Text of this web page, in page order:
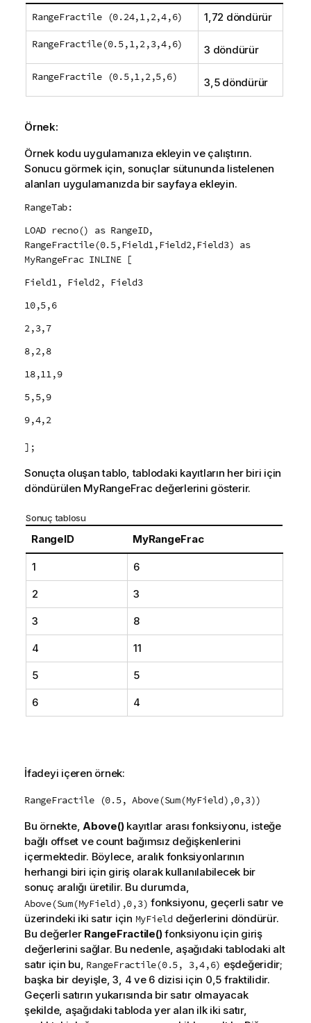
RangeFractile (0.24,1,2,4,6) 1,72 döndürür
RangeFractile(0.5,1,2,3,4,6) 3 döndürür
RangeFractile (0.5,1,2,5,6) 3,5 döndürür
Örnek:
Örnek kodu uygulamanıza ekleyin ve çalıştırın.
Sonucu görmek için, sonuçlar sütununda listelenen
alanları uygulamanızda bir sayfaya ekleyin.
RangeTab:
LOAD recno() as RangeID,
RangeFractile(0.5,Field1,Field2,Field3) as
MyRangeFrac INLINE [
Field1, Field2, Field3
10,5,6
2,3,7
8,2,8
18,11,9
5,5,9
9,4,2
];
Sonuçta oluşan tablo, tablodaki kayıtların her biri için
döndürülen MyRangeFrac değerlerini gösterir.
Sonuç tablosu
RangeID MyRangeFrac
1 6
2 3
3 8
4 11
5 5
6 4
İfadeyi içeren örnek:
RangeFractile (0.5, Above(Sum(MyField),0,3))
Bu örnekte, Above()kayıtlar arası fonksiyonu, isteğe
bağlı offset ve countbağımsız değişkenlerini
içermektedir. Böylece, aralık fonksiyonlarının
herhangi biri için giriş olarak kullanılabilecek bir
sonuç aralığı üretilir. Bu durumda,
Above(Sum(MyField),0,3) fonksiyonu, geçerli satır ve
üzerindeki iki satır için MyField değerlerini döndürür.
Bu değerler RangeFractile()fonksiyonu için giriş
değerlerini sağlar. Bu nedenle, aşağıdaki tablodaki alt
satır için bu, RangeFractile(0.5, 3,4,6) eşdeğeridir;
başka bir deyişle, 3, 4 ve 6 dizisi için 0,5 fraktilidir.
Geçerli satırın yukarısında bir satır olmayacak
şekilde, aşağıdaki tabloda yer alan ilk iki satır,